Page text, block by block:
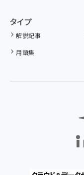
タイプ
解説記事
用語集